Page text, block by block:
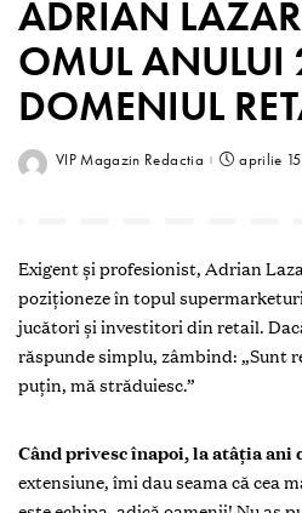
ADRIAN
OMUL ANULUI
DOMENIUL
VIP Magazin Redactia aprilie
Exigent şi profesionist, Adrian
poziţioneze în topul
jucători şi investitori din retail.
răspunde simplu, zâmbind: „Sunt
puţin, mă străduiesc.”
Când privesc înapoi, la atâţia ani
extensiune, îmi dau seama că cea